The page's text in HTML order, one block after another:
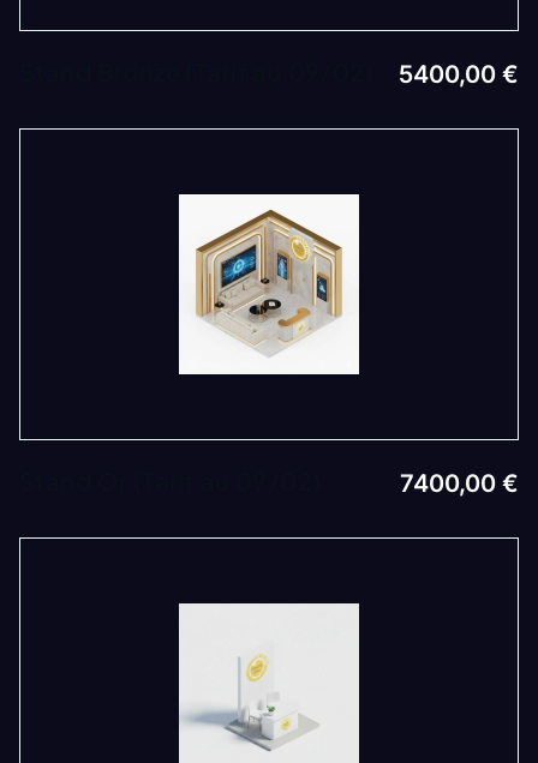
5400,00 €
7400,00 €